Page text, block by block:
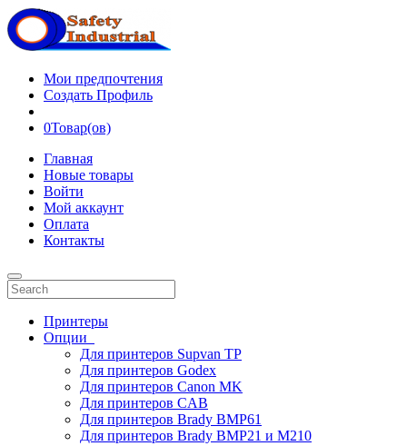
Мои предпочтения
Создать Профиль
0Товар(ов)
Главная
Новые товары
Войти
Мой аккаунт
Оплата
Контакты
Принтеры
Опции
Для принтеров Supvan TP
Для принтеров Godex
Для принтеров Canon MK
Для принтеров CAB
Для принтеров Brady BMP61
Для принтеров Brady BMP21 и M210